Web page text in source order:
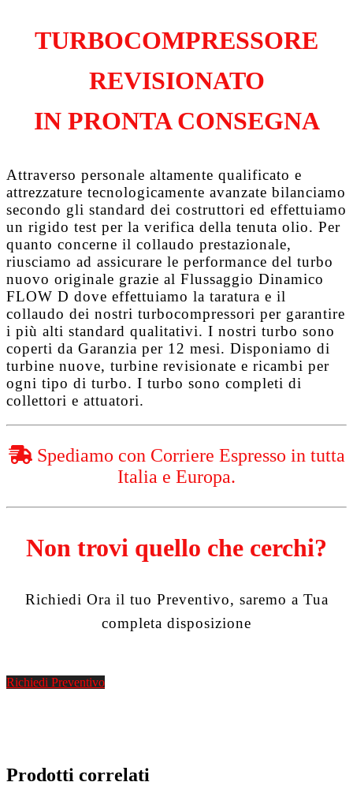
TURBOCOMPRESSORE
REVISIONATO
IN PRONTA CONSEGNA
Attraverso personale altamente qualificato e
attrezzature tecnologicamente avanzate bilanciamo
secondo gli standard dei costruttori ed effettuiamo
un rigido test per la verifica della tenuta olio. Per
quanto concerne il collaudo prestazionale,
riusciamo ad assicurare le performance del turbo
nuovo originale grazie al Flussaggio Dinamico
FLOW D dove effettuiamo la taratura e il
collaudo dei nostri turbocompressori per garantire
i più alti standard qualitativi. I nostri turbo sono
coperti da Garanzia per 12 mesi. Disponiamo di
turbine nuove, turbine revisionate e ricambi per
ogni tipo di turbo. I turbo sono completi di
collettori e attuatori.
Spediamo con Corriere Espresso in tutta
Italia e Europa.
Non trovi quello che cerchi?
Richiedi Ora il tuo Preventivo, saremo a Tua
completa disposizione
Richiedi Preventivo
Prodotti correlati